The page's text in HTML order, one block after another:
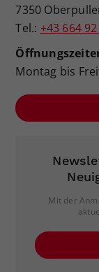
7350
Tel.: +43 664
Montag bis
Mit der